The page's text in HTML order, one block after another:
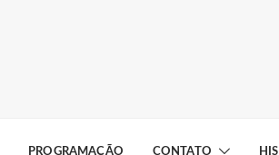
PROGRAMAÇÃO CONTATO